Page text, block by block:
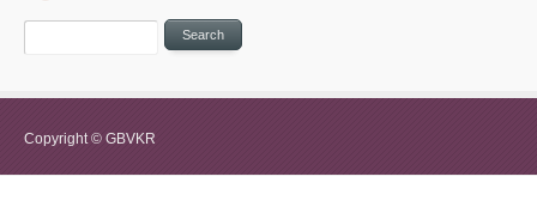
Copyright © GBVKR